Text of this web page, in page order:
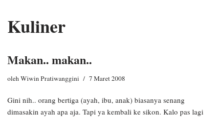
Kuliner
Makan.. makan..
olehWiwin Pratiwanggini 7 Maret 2008
Gini nih.. orang bertiga (ayah, ibu, anak) biasanya senang
dimasakin ayah apa aja. Tapi ya kembali ke sikon. Kalo pas lagi